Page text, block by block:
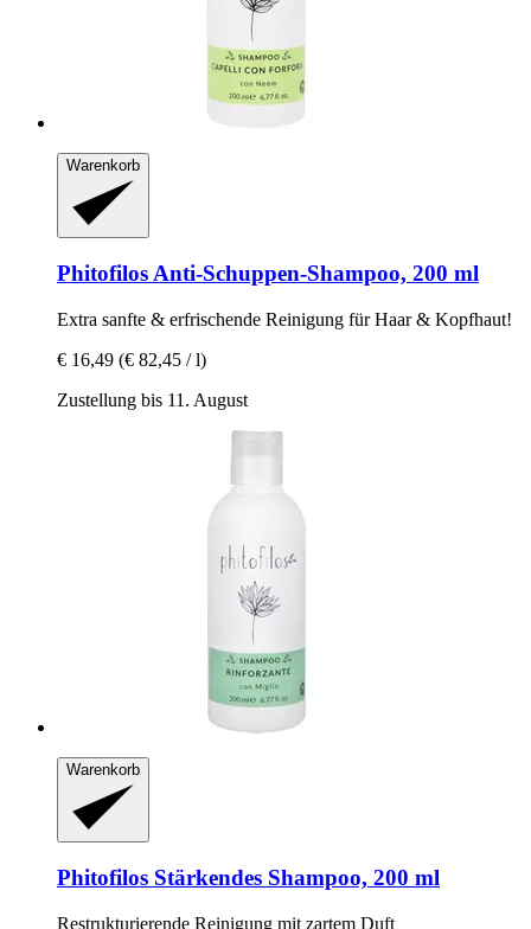
Warenkorb
Phitofilos Anti-​Schuppen-​Shampoo, 200 ml
Extra sanfte & erfrischende Reinigung für Haar & Kopfhaut!
€ 16,49 (€ 82,45 / l)
Zustellung bis 11. August
Warenkorb
Phitofilos Stärkendes Shampoo, 200 ml
Restrukturierende Reinigung mit zartem Duft